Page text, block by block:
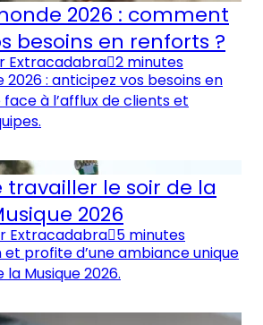
2026 : comment
besoins en renforts ?
Extracadabra 2 minutes
2026 : anticipez vos besoins en
à l’afflux de clients et
travailler le soir de la
2026
Extracadabra 5 minutes
et profite d’une ambiance unique
Musique 2026.